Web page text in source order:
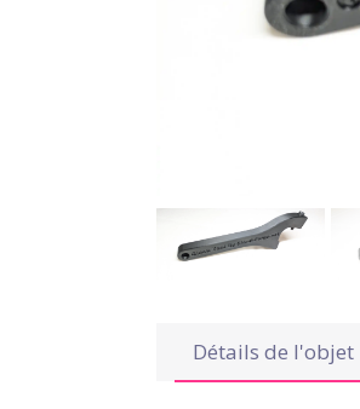
Détails de l'objet